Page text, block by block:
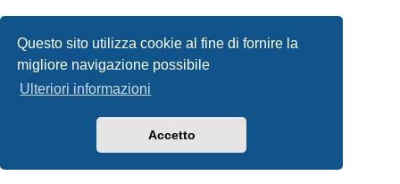
Questo sito utilizza cookie al fine di fornire la
migliore navigazione possibile
Ulteriori informazioni
Accetto